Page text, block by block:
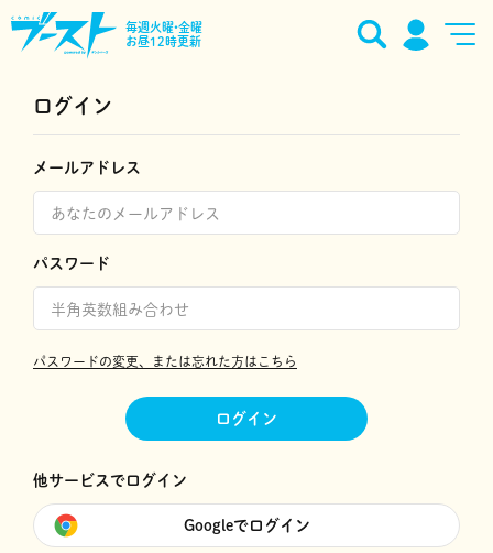
毎週火曜•金曜
お昼12時更新
ログイン
メールアドレス
パスワード
パスワードの変更、または忘れた方はこちら
ログイン
他サービスでログイン
Googleでログイン